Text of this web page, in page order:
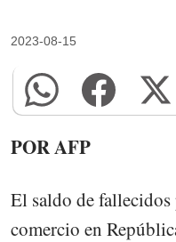
2023-08-15
POR AFP
El saldo de
comercio en